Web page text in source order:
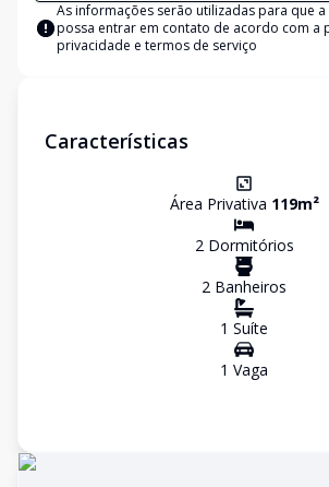
As informações serão utilizadas para que
possa entrar em contato de acordo com a
privacidade e termos de serviço
Características
Área Privativa 119m²
2Dormitórios
2 Banheiros
1 Suíte
1 Vaga